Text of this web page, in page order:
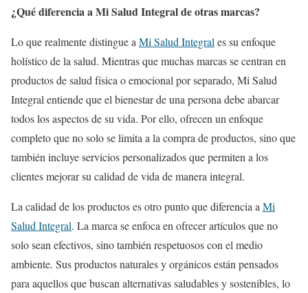
¿Qué diferencia a Mi Salud Integral de otras marcas?
Lo que realmente distingue a Mi Salud Integral es su enfoque
holístico de la salud. Mientras que muchas marcas se centran en
productos de salud física o emocional por separado, Mi Salud
Integral entiende que el bienestar de una persona debe abarcar
todos los aspectos de su vida. Por ello, ofrecen un enfoque
completo que no solo se limita a la compra de productos, sino que
también incluye servicios personalizados que permiten a los
clientes mejorar su calidad de vida de manera integral.
La calidad de los productos es otro punto que diferencia a Mi
Salud Integral. La marca se enfoca en ofrecer artículos que no
solo sean efectivos, sino también respetuosos con el medio
ambiente. Sus productos naturales y orgánicos están pensados
para aquellos que buscan alternativas saludables y sostenibles, lo